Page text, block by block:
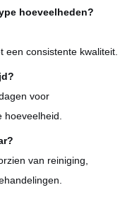
hoeveelheden?
een consistente kwaliteit.
voor
hoeveelheid.
van reiniging,